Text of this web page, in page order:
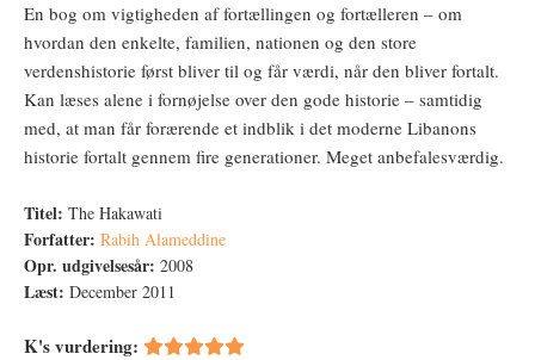
En bog om vigtigheden af fortællingen og fortælleren – om
hvordan den enkelte, familien, nationen og den store
verdenshistorie først bliver til og får værdi, når den bliver fortalt.
Kan læses alene i fornøjelse over den gode historie – samtidig
med, at man får forærende et indblik i det moderne Libanons
historie fortalt gennem fire generationer. Meget anbefalesværdig.
Titel: The Hakawati
Forfatter: Rabih Alameddine
Opr. udgivelsesår: 2008
Læst: December 2011
K's vurdering: